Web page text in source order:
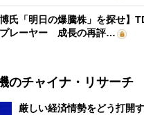
博氏「明日の爆騰株」を探せ】
プレーヤー 成長の再評…
のチャイナ・リサーチ
厳しい経済情勢をどう打開